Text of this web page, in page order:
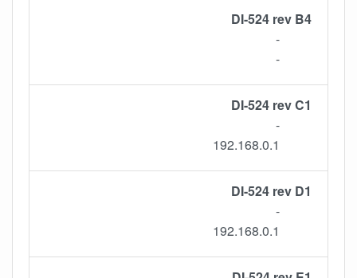
DI-524 rev B4
-
-
DI-524 rev C1
-
192.168.0.1
DI-524 rev D1
-
192.168.0.1